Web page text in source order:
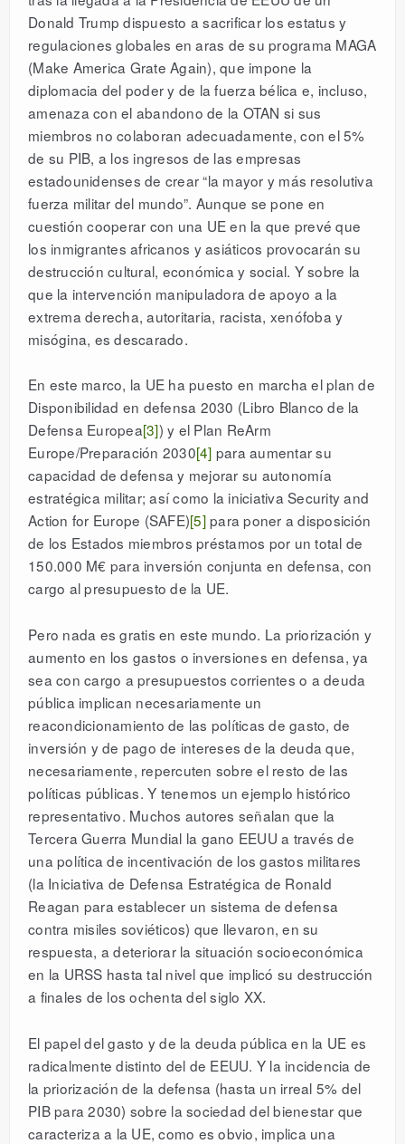
Donald Trump dispuesto a sacrificar los estatus y
regulaciones globales en aras de su programa MAGA
(Make America Grate Again), que impone la
diplomacia del poder y de la fuerza bélica e, incluso,
amenaza con el abandono de la OTAN si sus
miembros no colaboran adecuadamente, con el 5%
de su PIB, a los ingresos de las empresas
estadounidenses de crear “la mayor y más resolutiva
fuerza militar del mundo”. Aunque se pone en
cuestión cooperar con una UE en la que prevé que
los inmigrantes africanos y asiáticos provocarán su
destrucción cultural, económica y social. Y sobre la
que la intervención manipuladora de apoyo a la
extrema derecha, autoritaria, racista, xenófoba y
misógina, es descarado.
En este marco, la UE ha puesto en marcha el plan de
Disponibilidad en defensa 2030 (Libro Blanco de la
Defensa Europea[3]) y el Plan ReArm
Europe/Preparación 2030[4] para aumentar su
capacidad de defensa y mejorar su autonomía
estratégica militar; así como la iniciativa Security and
Action for Europe (SAFE)[5]para poner a disposición
de los Estados miembros préstamos por un total de
150.000 M€ para inversión conjunta en defensa, con
cargo al presupuesto de la UE.
Pero nada es gratis en este mundo. La priorización y
aumento en los gastos o inversiones en defensa, ya
sea con cargo a presupuestos corrientes o a deuda
pública implican necesariamente un
reacondicionamiento de las políticas de gasto, de
inversión y de pago de intereses de la deuda que,
necesariamente, repercuten sobre el resto de las
políticas públicas. Y tenemos un ejemplo histórico
representativo. Muchos autores señalan que la
Tercera Guerra Mundial la gano EEUU a través de
una política de incentivación de los gastos militares
(la Iniciativa de Defensa Estratégica de Ronald
Reagan para establecer un sistema de defensa
contra misiles soviéticos) que llevaron, en su
respuesta, a deteriorar la situación socioeconómica
en la URSS hasta tal nivel que implicó su destrucción
a finales de los ochenta del siglo XX.
El papel del gasto y de la deuda pública en la UE es
radicalmente distinto del de EEUU. Y la incidencia de
la priorización de la defensa (hasta un irreal 5% del
PIB para 2030) sobre la sociedad del bienestar que
caracteriza a la UE, como es obvio, implica una